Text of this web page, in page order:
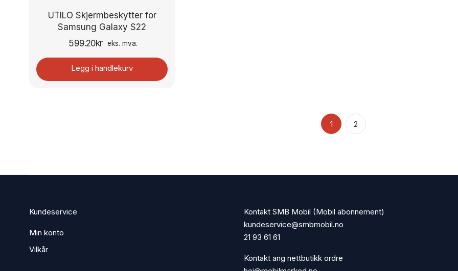
UTILO Skjermbeskytter for
Samsung Galaxy S22
599.20kr eks. mva.
Legg i handlekurv
1 2
Kundeservice
Min konto
Vilkår
Kontakt SMB Mobil (Mobil abonnement)
kundeservice@smbmobil.no
21 93 61 61
Kontakt ang nettbutikk ordre